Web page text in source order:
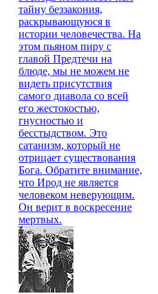
тайну беззакония,
раскрывающуюся в
истории человечества. На
этом пьяном пиру с
главой Предтечи на
блюде, мы не можем не
видеть присутствия
самого диавола со всей
его жестокостью,
гнусностью и
бесстыдством. Это
сатанизм, который не
отрицает существования
Бога. Обратите внимание,
что Ирод не является
человеком неверующим.
Он верит в воскресение
мертвых.